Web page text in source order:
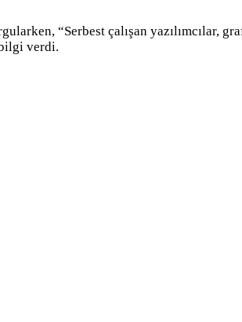
“Serbest çalışan yazılımcılar,
verdi.